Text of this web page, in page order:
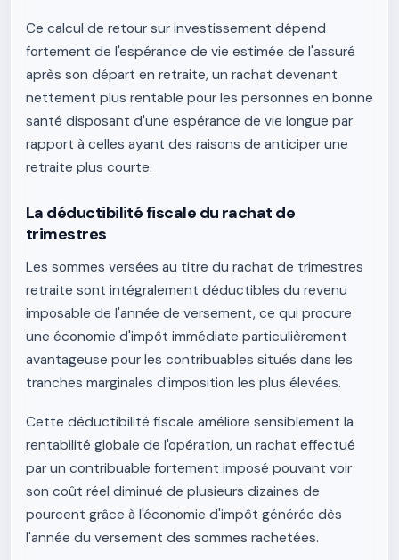
Ce calcul de retour sur investissement dépend
fortement de l'espérance de vie estimée de l'assuré
après son départ en retraite, un rachat devenant
nettement plus rentable pour les personnes en bonne
santé disposant d'une espérance de vie longue par
rapport à celles ayant des raisons de anticiper une
retraite plus courte.
La déductibilité fiscale du rachat de
trimestres
Les sommes versées au titre du rachat de trimestres
retraite sont intégralement déductibles du revenu
imposable de l'année de versement, ce qui procure
une économie d'impôt immédiate particulièrement
avantageuse pour les contribuables situés dans les
tranches marginales d'imposition les plus élevées.
Cette déductibilité fiscale améliore sensiblement la
rentabilité globale de l'opération, un rachat effectué
par un contribuable fortement imposé pouvant voir
son coût réel diminué de plusieurs dizaines de
pourcent grâce à l'économie d'impôt générée dès
l'année du versement des sommes rachetées.